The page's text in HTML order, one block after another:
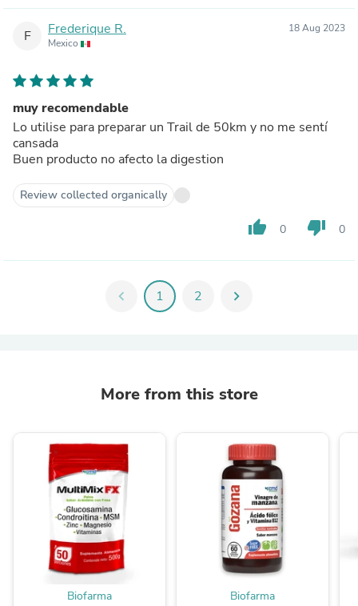
F Frederique R.
Mexico
18 Aug 2023
muy recomendable
Lo utilise para preparar un Trail de 50km y no me sentí
cansada
Buen producto no afecto la digestion
Review collected organically
thumb_up 0 thumb_down 0
chevron_left 1 2 chevron_right
More from this store
Biofarma Biofarma